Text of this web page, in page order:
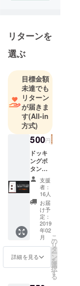
リターンを
選ぶ
目標金額
未達でも
リターン
が届きま
す(All-in
方式)
500円
ドッキ
ングボ
タン（2
個入
り） 小
型マグ
ネット
式で
ケーブ
ルの整
理整頓
に便利
です。
マグ
ネット
ケーブ
支援
者：
16人
お届
け予
定：
2019
年02
月
詳細を見る
こ
の
リ
タ
ー
ン
を
選
択
す
る